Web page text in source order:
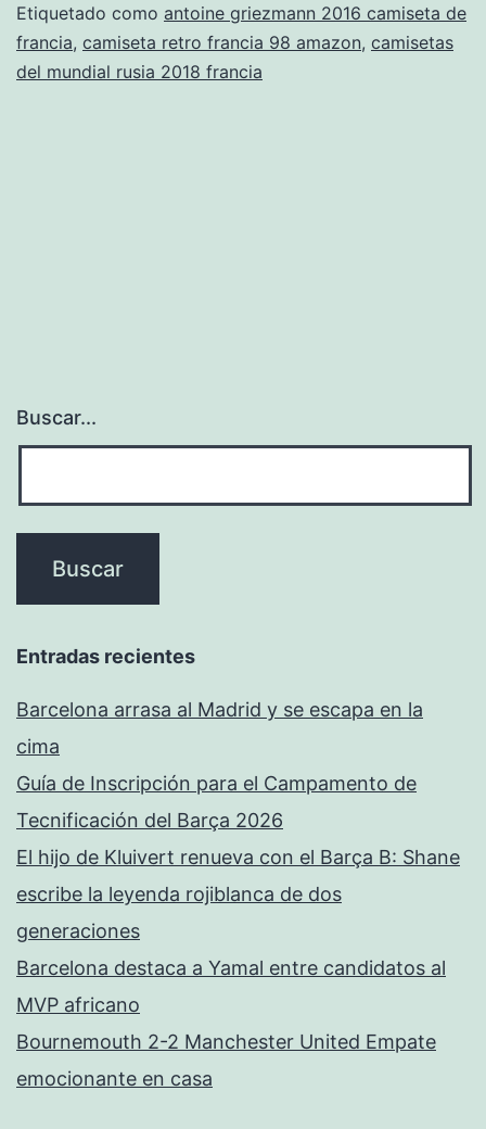
Etiquetado como antoine griezmann 2016 camiseta de
francia, camiseta retro francia 98 amazon, camisetas
del mundial rusia 2018 francia
Buscar...
Entradas recientes
Barcelona arrasa al Madrid y se escapa en la
cima
Guía de Inscripción para el Campamento de
Tecnificación del Barça 2026
El hijo de Kluivert renueva con el Barça B: Shane
escribe la leyenda rojiblanca de dos
generaciones
Barcelona destaca a Yamal entre candidatos al
MVP africano
Bournemouth 2-2 Manchester United Empate
emocionante en casa